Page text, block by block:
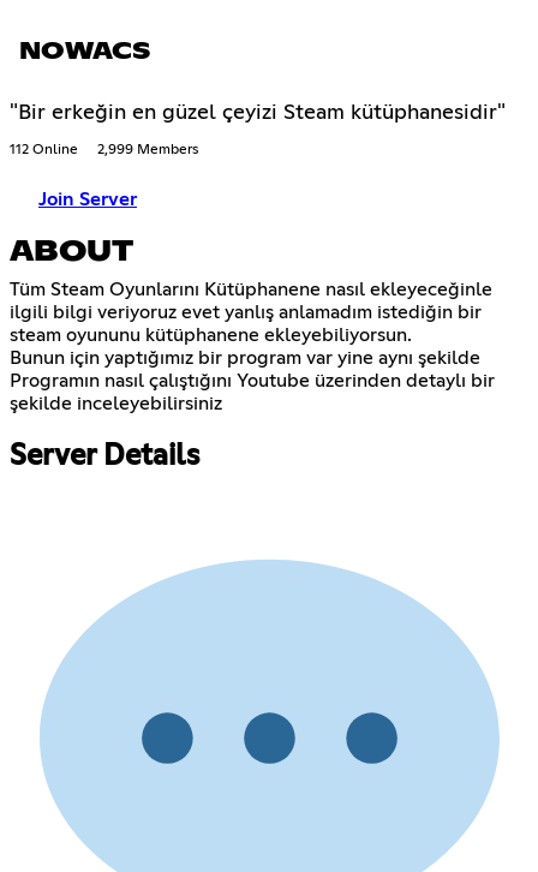
NOWACS
"Bir erkeğin en güzel çeyizi Steam kütüphanesidir"
112 Online 2,999 Members
Join Server
ABOUT
Tüm Steam Oyunlarını Kütüphanene nasıl ekleyeceğinle
ilgili bilgi veriyoruz evet yanlış anlamadım istediğin bir
steam oyununu kütüphanene ekleyebiliyorsun.
Bunun için yaptığımız bir program var yine aynı şekilde
Programın nasıl çalıştığını Youtube üzerinden detaylı bir
şekilde inceleyebilirsiniz
Server Details